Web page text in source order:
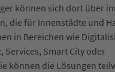
können sich dort über
die für Innenstädte und
in Bereichen wie
Services, Smart City oder
können die Lösungen